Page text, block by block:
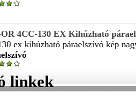
4CC-130 EX Kihúzható
ex kihúzható páraelszívó kép
linkek